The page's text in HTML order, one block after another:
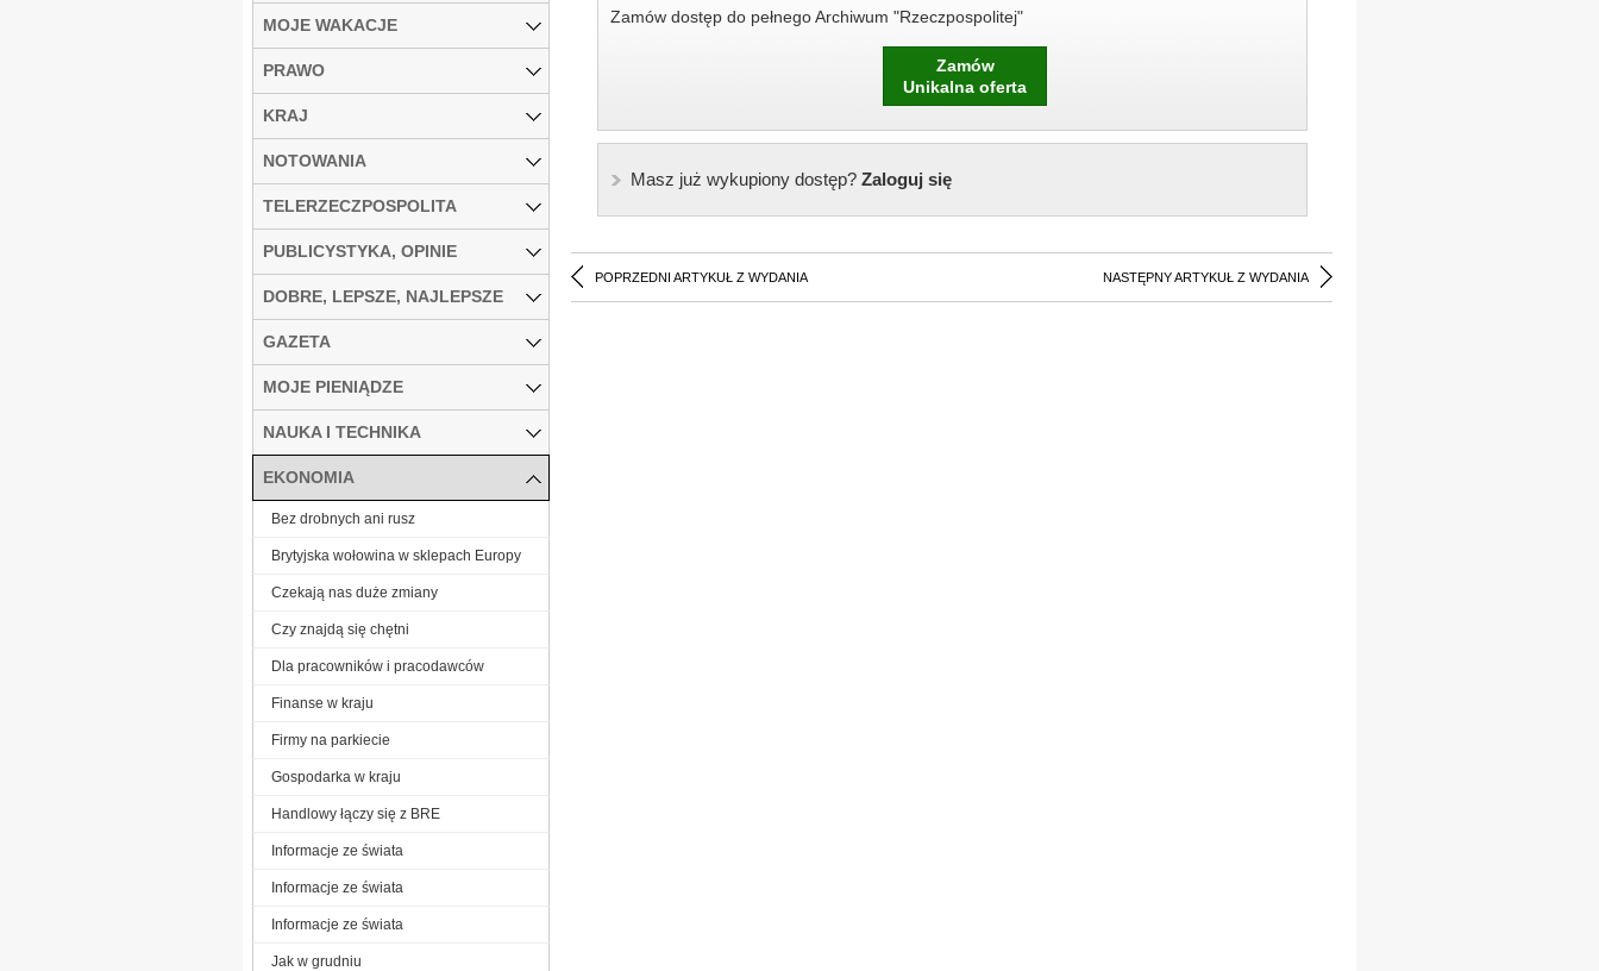
Zamów dostęp do pełnego Archiwum "Rzeczpospolitej"
Zamów
Unikalna oferta
Masz już wykupiony dostęp?Zaloguj się
POPRZEDNI ARTYKUŁ Z WYDANIA NASTĘPNY ARTYKUŁ Z WYDANIA
MOJE WAKACJE
PRAWO
KRAJ
NOTOWANIA
TELERZECZPOSPOLITA
PUBLICYSTYKA, OPINIE
DOBRE, LEPSZE, NAJLEPSZE
GAZETA
MOJE PIENIĄDZE
NAUKA I TECHNIKA
EKONOMIA
Bez drobnych ani rusz
Brytyjska wołowina w sklepach Europy
Czekają nas duże zmiany
Czy znajdą się chętni
Dla pracowników i pracodawców
Finanse w kraju
Firmy na parkiecie
Gospodarka w kraju
Handlowy łączy się z BRE
Informacje ze świata
Informacje ze świata
Informacje ze świata
Jak w grudniu